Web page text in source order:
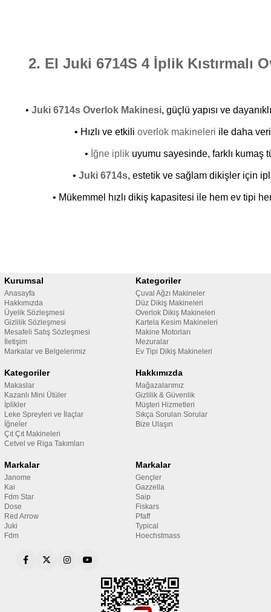
2. El Juki 6714S 4 İplik Kıstırmalı
•Juki 6714s Overlok Makinesi, güçlü yapısı ve
• Hızlı ve etkilioverlok makineleri ile daha
• İğne iplikuyumu sayesinde, farklı kumaş
•Juki 6714s, estetik ve sağlam dikişler için
• Mükemmel hızlı dikiş kapasitesi ile hem ev tipi
Kurumsal
Anasayfa
Hakkımızda
Üyelik Sözleşmesi
Gizlilik Sözleşmesi
Mesafeli Satış Sözleşmesi
İletişim
Markalar ve Belgelerimiz
Kategoriler
Çuval Ağzı Makineler
Düz Dikiş Makineleri
Overlok Dikiş Makineleri
Kartela Kesim Makineleri
Makine Motorları
Mezuralar
Ev Tipi Dikiş Makineleri
Kategoriler
Makaslar
Kazanlı Mini Ütüler
İplikler
Leke Spreyleri ve İlaçlar
İğneler
Çıt Çıt Makineleri
Cetvel ve Riga Takımları
Hakkımızda
Mağazalarımız
Gizlilik & Güvenlik
Müşteri Hizmetleri
Sıkça Sorulan Sorular
Bize Ulaşın
Markalar
Janome
Kai
Fdm Star
Dose
Red Arrow
Juki
Fdm
Markalar
Gençler
Gazzella
Saip
Fiskars
Pfaff
Typical
Hoechstmass